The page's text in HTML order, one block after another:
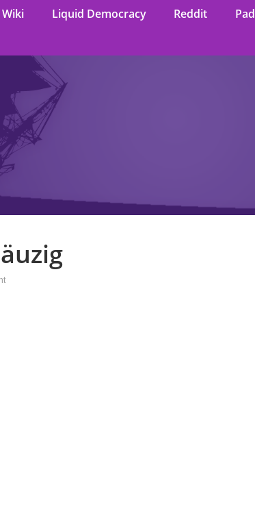
Liquid Democracy Reddit Pad